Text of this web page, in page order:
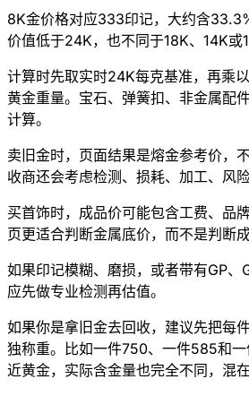
8K金价格对应333印记，大约含
价值低于24K，也不同于18K、14K或
计算时先取实时24K每克基准，再乘
黄金重量。宝石、弹簧扣、非金属配
计算。
卖旧金时，页面结果是熔金参考价，
收商还会考虑检测、损耗、加工、风险
买首饰时，成品价可能包含工费、品
页更适合判断金属底价，而不是判断成
如果印记模糊、磨损，或者带有GP、
应先做专业检测再估值。
如果你是拿旧金去回收，建议先把每
独称重。比如一件750、一件585和
近黄金，实际含金量也完全不同，混